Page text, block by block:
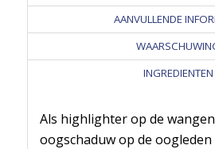
AANVULLENDE
INGREDIENTEN
Als highlighter op de
oogschaduw op de